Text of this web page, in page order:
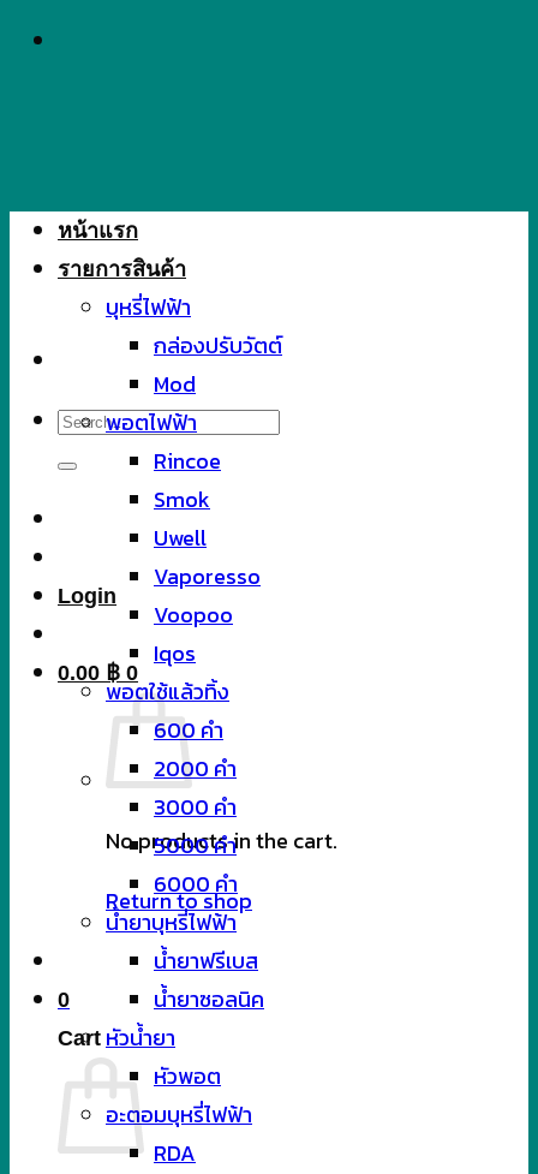
Skip
Search
for:
Login
0.00 ฿ 0
No products in the cart.
Return to shop
0
Cart
หน้าแรก
รายการสินค้า
บุหรี่ไฟฟ้า
กล่องปรับวัตต์
Mod
พอตไฟฟ้า
Rincoe
Smok
Uwell
Vaporesso
Voopoo
Iqos
พอตใช้แล้วทิ้ง
600 คำ
2000 คำ
3000 คำ
5000 คำ
6000 คำ
น้ำยาบุหรี่ไฟฟ้า
น้ำยาฟรีเบส
น้ำยาซอลนิค
หัวน้ำยา
หัวพอต
อะตอมบุหรี่ไฟฟ้า
RDA